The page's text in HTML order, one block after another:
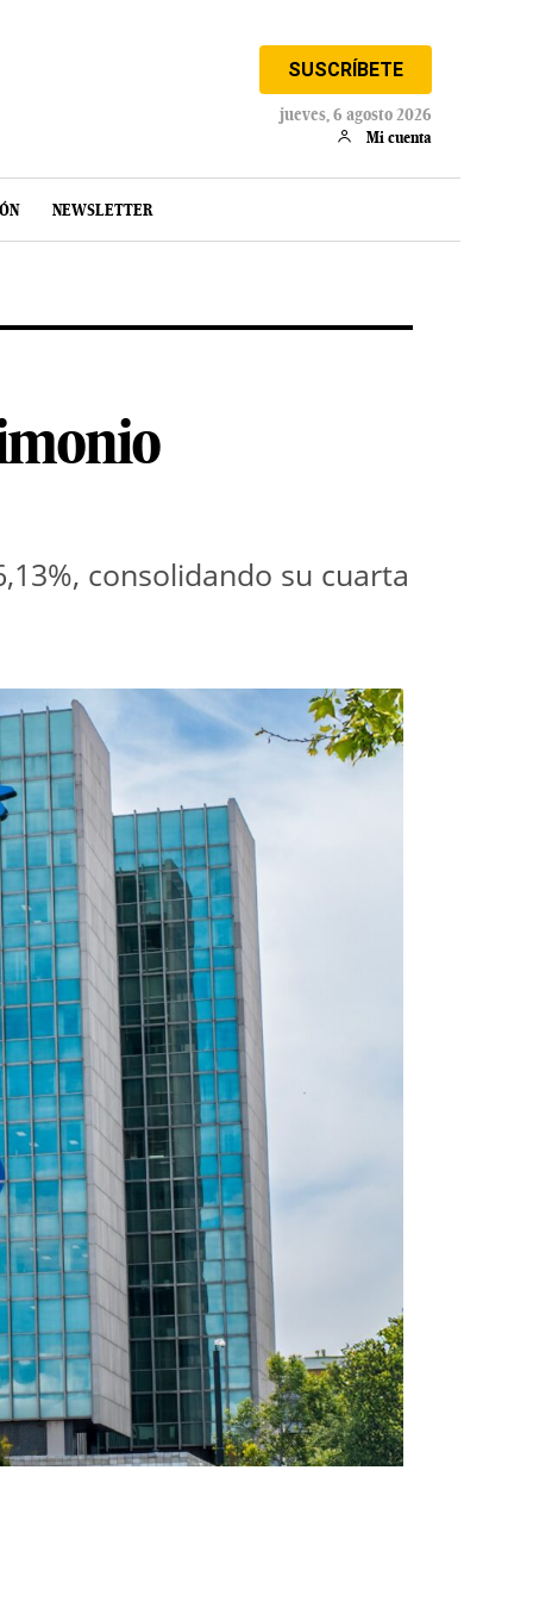
SUSCRÍBETE
jueves, 6 agosto 2026
Mi cuenta
NEWSLETTER
consolidando su cuarta